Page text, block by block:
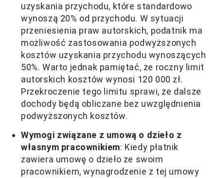
uzyskania przychodu, które standardowo
wynoszą 20% od przychodu. W sytuacji
przeniesienia praw autorskich, podatnik ma
możliwość zastosowania podwyższonych
kosztów uzyskania przychodu wynoszących
50%. Warto jednak pamiętać, że roczny limit
autorskich kosztów wynosi 120 000 zł.
Przekroczenie tego limitu sprawi, że dalsze
dochody będą obliczane bez uwzględnienia
podwyższonych kosztów.
Wymogi związane z umową o dzieło z
własnym pracownikiem: Kiedy płatnik
zawiera umowę o dzieło ze swoim
pracownikiem, wynagrodzenie z tej umowy